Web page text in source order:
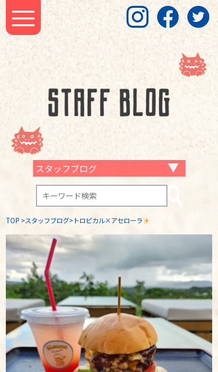
スタッフブログ
TOP >スタッフブログ>トロピカル×アセローラ